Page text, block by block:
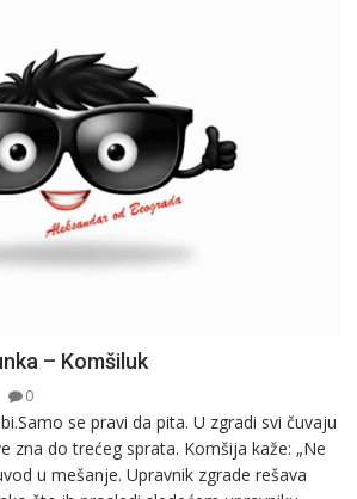
– Komšiluk
0
se pravi da pita. U zgradi svi čuvaju
zna do trećeg sprata. Komšija kaže: „Ne
u mešanje. Upravnik zgrade rešava